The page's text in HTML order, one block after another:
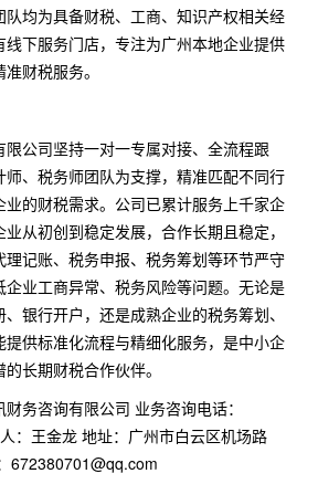
队均为具备财税、工商、知识产权相关经
下服务门店，专注为广州本地企业提供
财税服务。
限公司坚持一对一专属对接、全流程跟
、税务师团队为支撑，精准匹配不同行
业的财税需求。公司已累计服务上千家企
从初创到稳定发展，合作长期且稳定，
记账、税务申报、税务筹划等环节严守
业工商异常、税务风险等问题。无论是
银行开户，还是成熟企业的税务筹划、
供标准化流程与精细化服务，是中小企
长期财税合作伙伴。
务咨询有限公司 业务咨询电话：
：王金龙 地址：广州市白云区机场路
672380701@qq.com